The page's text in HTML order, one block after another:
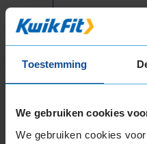
Toestemming
We gebruiken cookies
We gebruiken cookies
of